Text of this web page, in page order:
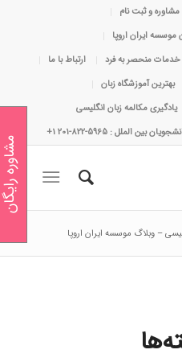
و ثبت نام
ایران اروپا
خدمات منحصر به فرد
ارتباط با ما
بهترین آموزشگاه زبان
یادگیری مکالمه زبان انگلیسی
– وبلاگ موسسه ایران اروپا